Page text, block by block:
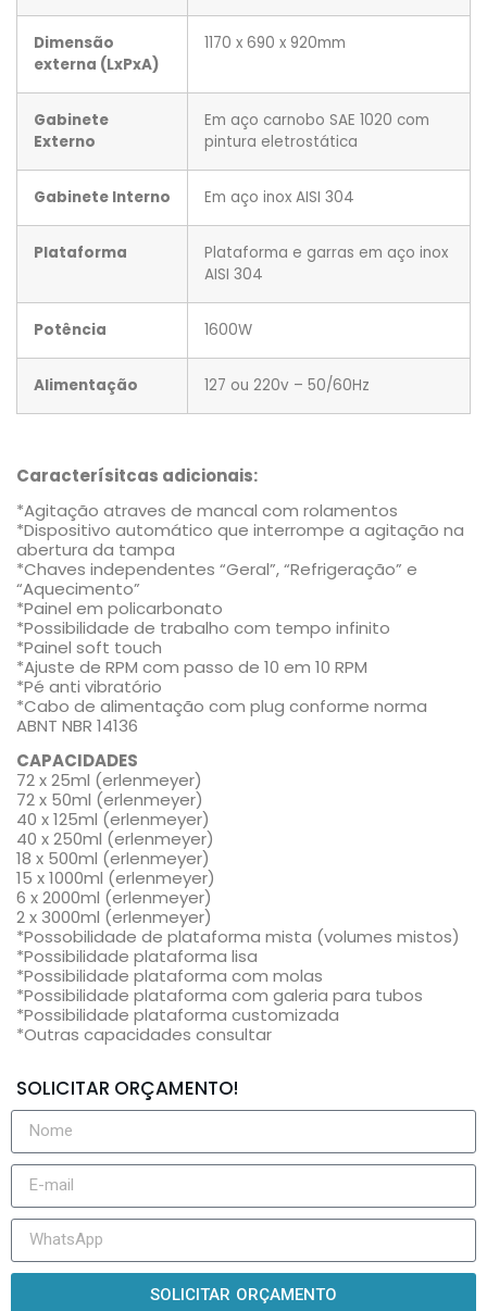
Dimensão
externa (LxPxA)
1170 x 690 x 920mm
Gabinete
Externo
Em aço carnobo SAE 1020 com
pintura eletrostática
Gabinete Interno Em aço inox AISI 304
Plataforma
Plataforma e garras em aço inox
AISI 304
Potência 1600W
Alimentação 127 ou 220v – 50/60Hz
Caracterísitcas adicionais:
*Agitação atraves de mancal com rolamentos
*Dispositivo automático que interrompe a agitação na
abertura da tampa
*Chaves independentes “Geral”, “Refrigeração” e
“Aquecimento”
*Painel em policarbonato
*Possibilidade de trabalho com tempo infinito
*Painel soft touch
*Ajuste de RPM com passo de 10 em 10 RPM
*Pé anti vibratório
*Cabo de alimentação com plug conforme norma
ABNT NBR 14136
CAPACIDADES
72 x 25ml (erlenmeyer)
72 x 50ml (erlenmeyer)
40 x 125ml (erlenmeyer)
40 x 250ml (erlenmeyer)
18 x 500ml (erlenmeyer)
15 x 1000ml (erlenmeyer)
6 x 2000ml (erlenmeyer)
2 x 3000ml (erlenmeyer)
*Possobilidade de plataforma mista (volumes mistos)
*Possibilidade plataforma lisa
*Possibilidade plataforma com molas
*Possibilidade plataforma com galeria para tubos
*Possibilidade plataforma customizada
*Outras capacidades consultar
SOLICITAR ORÇAMENTO!
SOLICITAR ORÇAMENTO